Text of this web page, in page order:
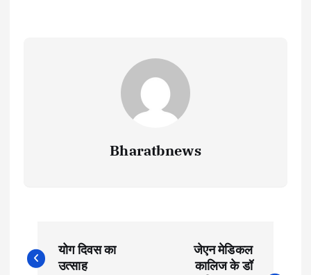
Bharatbnews
योग दिवस का
उत्साह
जेएन मेडिकल
कालिज के डॉ